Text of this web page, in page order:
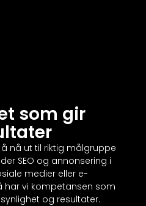
som gir
nå ut til riktig målgruppe
SEO og annonsering i
medier eller e-
har vi kompetansen som
og resultater.